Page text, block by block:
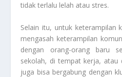
tidak terlalu lelah atau stres.
Selain itu, untuk keterampilan
mengasah keterampilan
dengan orang-orang baru
sekolah, di tempat kerja, atau
juga bisa bergabung dengan